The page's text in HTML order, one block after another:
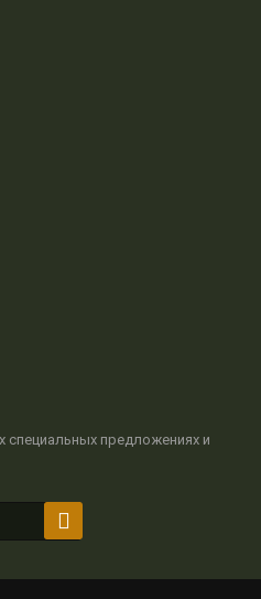
предложениях и